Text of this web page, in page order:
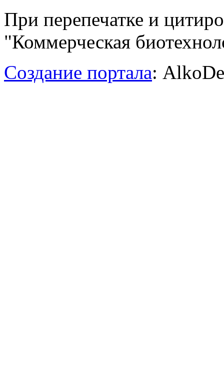
При перепечатке и
"Коммерческая
Создание портала: